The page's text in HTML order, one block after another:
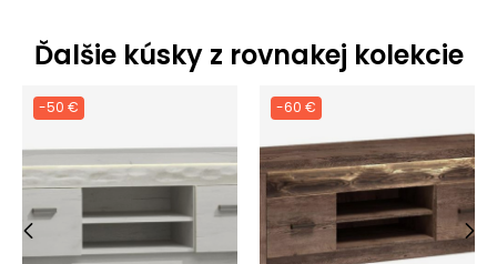
Ďalšie kúsky z rovnakej kolekcie
-50 € -60 €